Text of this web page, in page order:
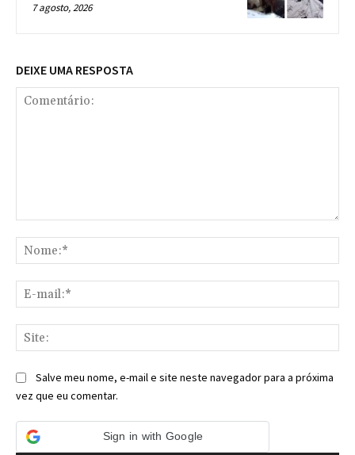
7 agosto, 2026
DEIXE UMA RESPOSTA
Salve meu nome, e-mail e site neste navegador para a próxima
vez que eu comentar.
Sign in with Google